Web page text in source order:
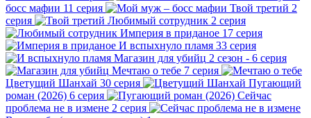
босс мафии 11 серия Твой третий 2
серия
Любимый сотрудник 2 серия
Империя в приданое 17 серия
И вспыхнуло пламя 33 серия
Магазин для убийц 2 сезон - 6 серия
Мечтаю о тебе 7 серия
Цветущий Шанхай 30 серия
Пугающий
роман (2026) 6 серия
Сейчас
проблема не в измене 2 серия